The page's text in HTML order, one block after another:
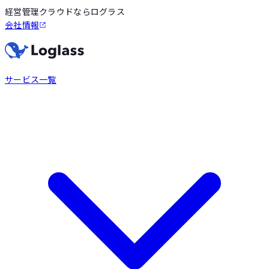
経営管理クラウドならログラス
会社情報
サービス一覧